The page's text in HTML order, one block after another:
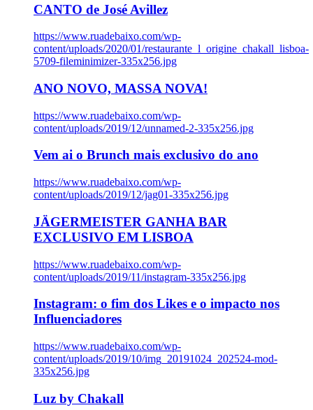
CANTO de José Avillez
https://www.ruadebaixo.com/wp-
content/uploads/2020/01/restaurante_l_origine_chakall_lisboa-
5709-fileminimizer-335x256.jpg
ANO NOVO, MASSA NOVA!
https://www.ruadebaixo.com/wp-
content/uploads/2019/12/unnamed-2-335x256.jpg
Vem ai o Brunch mais exclusivo do ano
https://www.ruadebaixo.com/wp-
content/uploads/2019/12/jag01-335x256.jpg
JÄGERMEISTER GANHA BAR
EXCLUSIVO EM LISBOA
https://www.ruadebaixo.com/wp-
content/uploads/2019/11/instagram-335x256.jpg
Instagram: o fim dos Likes e o impacto nos
Influenciadores
https://www.ruadebaixo.com/wp-
content/uploads/2019/10/img_20191024_202524-mod-
335x256.jpg
Luz by Chakall